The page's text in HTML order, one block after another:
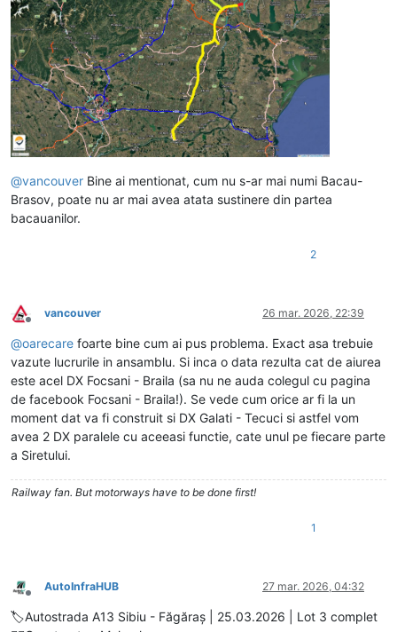
@vancouver Bine ai mentionat, cum nu s-ar mai numi Bacau-
Brasov, poate nu ar mai avea atata sustinere din partea
bacauanilor.
2
Deconectat
vancouver 26 mar. 2026, 22:39
@oarecare foarte bine cum ai pus problema. Exact asa trebuie
vazute lucrurile in ansamblu. Si inca o data rezulta cat de aiurea
este acel DX Focsani - Braila (sa nu ne auda colegul cu pagina
de facebook Focsani - Braila!). Se vede cum orice ar fi la un
moment dat va fi construit si DX Galati - Tecuci si astfel vom
avea 2 DX paralele cu aceeasi functie, cate unul pe fiecare parte
a Siretului.
Railway fan. But motorways have to be done first!
1
Deconectat
AutoInfraHUB 27 mar. 2026, 04:32
🏷️Autostrada A13 Sibiu - Făgăraș | 25.03.2026 | Lot 3 complet